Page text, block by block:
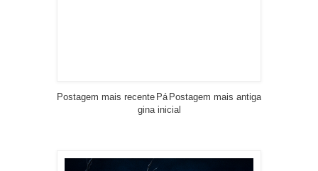
Postagem mais recente Postagem mais antiga
Pá
gina inicial